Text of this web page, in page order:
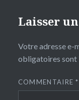
Laisser
Votre adresse e-
obligatoires sont
COMMENTAIRE*